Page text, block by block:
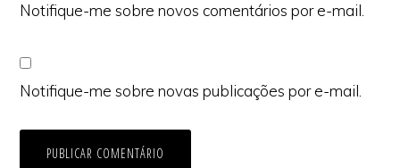
Notifique-me sobre novos comentários por e-mail.
Notifique-me sobre novas publicações por e-mail.